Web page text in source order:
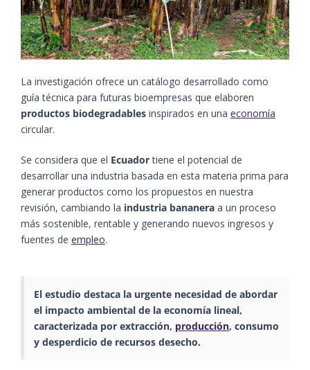
La investigación ofrece un catálogo desarrollado como
guía técnica para futuras bioempresas que elaboren
productos biodegradables inspirados en una economía
circular.
Se considera que el Ecuadortiene el potencial de
desarrollar una industria basada en esta materia prima para
generar productos como los propuestos en nuestra
revisión, cambiando la industria bananera a un proceso
más sostenible, rentable y generando nuevos ingresos y
fuentes de empleo.
El estudio destaca la urgente necesidad de abordar
el impacto ambiental de la economía lineal,
caracterizada por extracción, producción, consumo
y desperdicio de recursos desecho.